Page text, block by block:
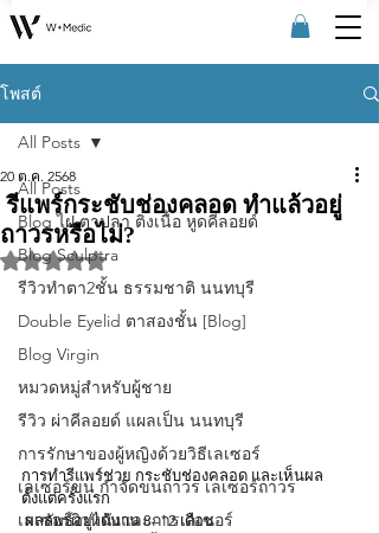
โพสต์
All Posts
Blog ไฝ ตาปลา ติ่งเนื้อ หูดคีลอยด์
Blog Sculptra
รีวิวทําตา2ชั้น ธรรมชาติ นนทบุรี
Double Eyelid ตาสองชั้น [Blog]
Blog Virgin
หมวดหมู่สำหรับผู้ชาย
รีวิว ผ่าคีลอยด์ แผลเป็น นนทบุรี
การรักษาของผู้หญิงด้วยวิธีเลเซอร์
เลเซอร์ขน กําจัดขนถาวร เลเซอร์ถาวร
เลเซอร์ผิวหนังและการเลเซอร์
All Posts
รีแพร์กระชับช่องคลอด ทำแล้วอยู่
ถาวรหรือไม่?
20 ต.ค. 2568
ได้รับ NaN เต็ม 5 ดาว
การทำรีแพร์ช่วย กระชับช่องคลอด และเห็นผล
ตั้งแต่ครั้งแรก
ผลลัพธ์อยู่ได้นาน 8–12 เดือน